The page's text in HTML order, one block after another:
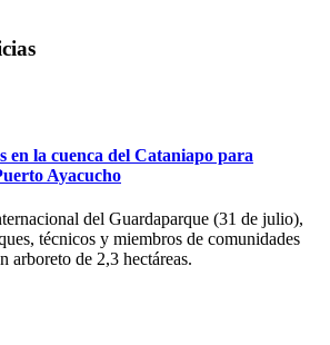
en la cuenca del Cataniapo para
Ayacucho
del Guardaparque (31 de julio),
técnicos y miembros de comunidades
arboreto de 2,3 hectáreas.